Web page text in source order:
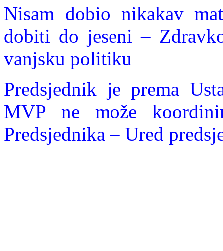
Nisam dobio nikakav
dobiti do jeseni –
vanjsku politiku
Predsjednik je prema
MVP ne može
Predsjednika – Ured